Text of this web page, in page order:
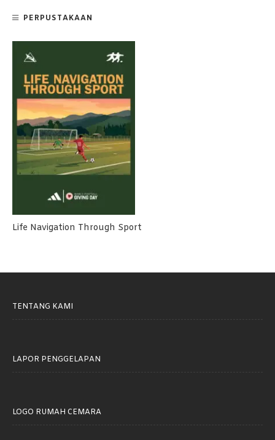
PERPUSTAKAAN
Life Navigation Through Sport
TENTANG KAMI
LAPOR PENGGELAPAN
LOGO RUMAH CEMARA